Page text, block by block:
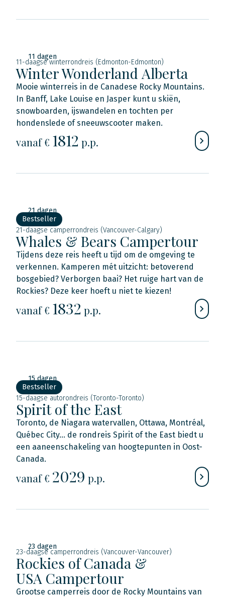
11 dagen
11-daagse winterrondreis (Edmonton-Edmonton)
Winter Wonderland Alberta
Mooie winterreis in de Canadese Rocky Mountains.
In Banff, Lake Louise en Jasper kunt u skiën,
snowboarden, ijswandelen en tochten per
hondenslede of sneeuwscooter maken.
vanaf € 1812 p.p.
21 dagen
Bestseller
21-daagse camperrondreis (Vancouver-Calgary)
Whales & Bears Campertour
Tijdens deze reis heeft u tijd om de omgeving te
verkennen. Kamperen mét uitzicht: betoverend
bosgebied? Verborgen baai? Het ruige hart van de
Rockies? Deze keer hoeft u niet te kiezen!
vanaf € 1832 p.p.
15 dagen
Bestseller
15-daagse autorondreis (Toronto-Toronto)
Spirit of the East
Toronto, de Niagara watervallen, Ottawa, Montréal,
Québec City... de rondreis Spirit of the East biedt u
een aaneenschakeling van hoogtepunten in Oost-
Canada.
vanaf € 2029 p.p.
23 dagen
23-daagse camperrondreis (Vancouver-Vancouver)
Rockies of Canada &
USA Campertour
Grootse camperreis door de Rocky Mountains van